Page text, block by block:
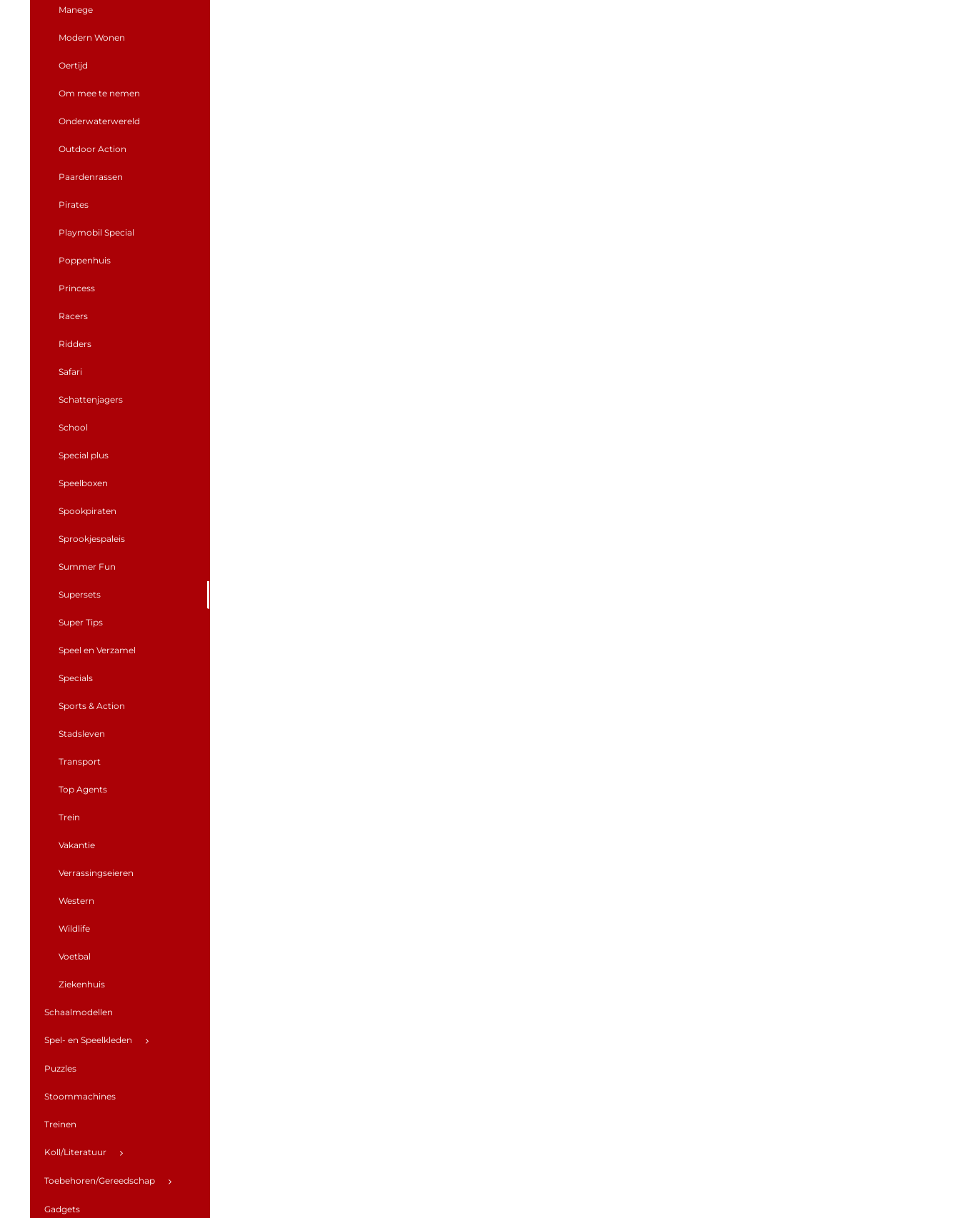
Manege
Modern Wonen
Oertijd
Om mee te nemen
Onderwaterwereld
Outdoor Action
Paardenrassen
Pirates
Playmobil Special
Poppenhuis
Princess
Racers
Ridders
Safari
Schattenjagers
School
Special plus
Speelboxen
Spookpiraten
Sprookjespaleis
Summer Fun
Supersets
Super Tips
Speel en Verzamel
Specials
Sports & Action
Stadsleven
Transport
Top Agents
Trein
Vakantie
Verrassingseieren
Western
Wildlife
Voetbal
Ziekenhuis
Schaalmodellen
Spel- en Speelkleden
Puzzles
Stoommachines
Treinen
Koll/Literatuur
Toebehoren/Gereedschap
Gadgets